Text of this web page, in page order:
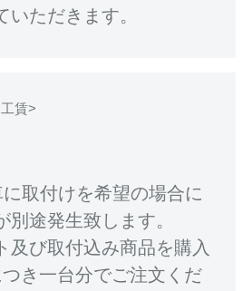
いただきます。
賃>
取付けを希望の場合に
別途発生致します。
及び取付込み商品を購入
き一台分でご注文くだ